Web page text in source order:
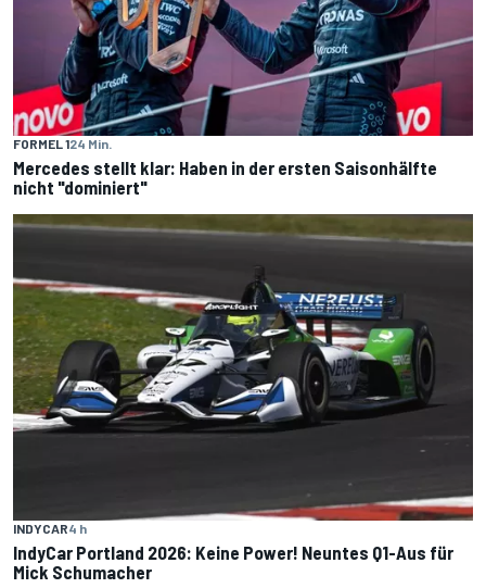
FORMEL 124 Min.
Mercedes stellt klar: Haben in der ersten Saisonhälfte
nicht "dominiert"
INDYCAR4 h
IndyCar Portland 2026: Keine Power! Neuntes Q1-Aus für
Mick Schumacher